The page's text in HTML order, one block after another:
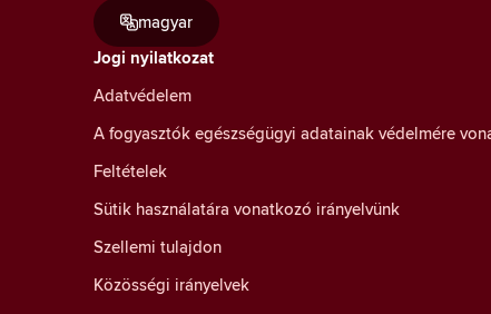
magyar
Jogi nyilatkozat
Adatvédelem
A fogyasztók egészségügyi adatainak védelmére
Feltételek
Sütik használatára vonatkozó irányelvünk
Szellemi tulajdon
Közösségi irányelvek